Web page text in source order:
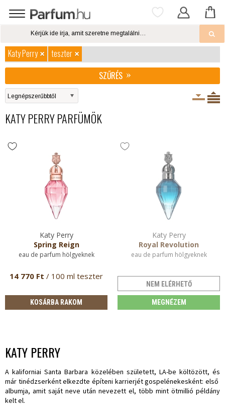
Katy Perry
teszter
SZŰRÉS
KATY PERRY PARFÜMÖK
Katy Perry
Spring Reign
eau de parfum hölgyeknek
14 770 Ft / 100 ml teszter
KOSÁRBA RAKOM
Katy Perry
Royal Revolution
eau de parfum hölgyeknek
NEM ELÉRHETŐ
MEGNÉZEM
KATY PERRY
A kaliforniai Santa Barbara közelében született, LA-be költözött, és
már tinédzserként elkezdte építeni karrierjét gospelénekesként: első
albumja, amit saját neve után nevezett el, több mint ötmillió példány
kelt el.